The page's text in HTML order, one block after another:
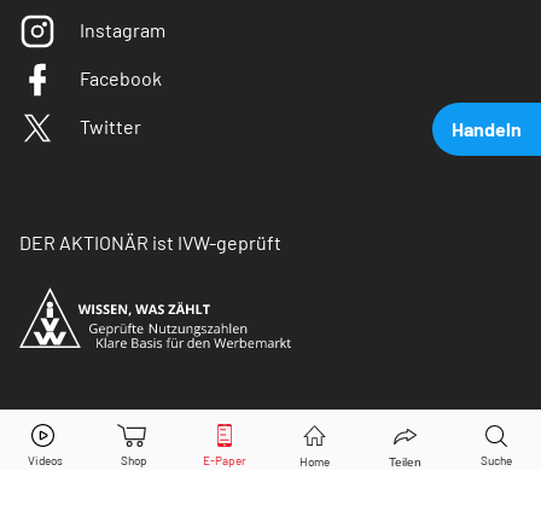
Handeln
Cintas Aktie jetzt handeln?
Instagram
Facebook
Twitter
DER AKTIONÄR ist IVW-geprüft
© Copyright 2026 Börsenmedien AG. Alle Rechte